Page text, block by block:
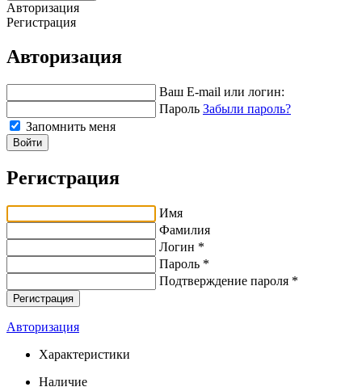
Авторизация
Регистрация
Авторизация
Ваш E-mail или логин:
Пароль Забыли пароль?
Запомнить меня
Войти
Регистрация
Имя
Фамилия
Логин *
Пароль *
Подтверждение пароля *
Авторизация
Характеристики
Наличие